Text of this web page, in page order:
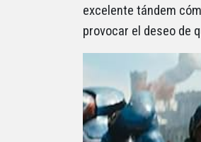
excelente tándem
provocar el deseo de